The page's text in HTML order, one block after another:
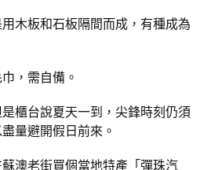
木板和石板隔間而成，有種成為
，需自備。
櫃台說夏天一到，尖鋒時刻仍須
量避開假日前來。
澳老街買個當地特產「彈珠汽